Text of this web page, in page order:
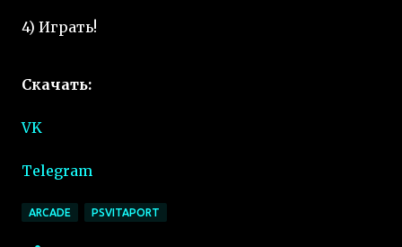
4) Играть!
Скачать:
VK
Telegram
ARCADE PSVITAPORT